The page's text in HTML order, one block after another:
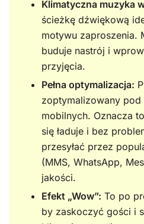
Klimatyczna muzyka
ścieżkę dźwiękową
motywu zaproszenia.
buduje nastrój i
przyjęcia.
Pełna optymalizacja:
zoptymalizowany pod
mobilnych. Oznacza
się ładuje i bez
przesyłać przez
(MMS, WhatsApp,
jakości.
Efekt „Wow”: To po
by zaskoczyć gości i